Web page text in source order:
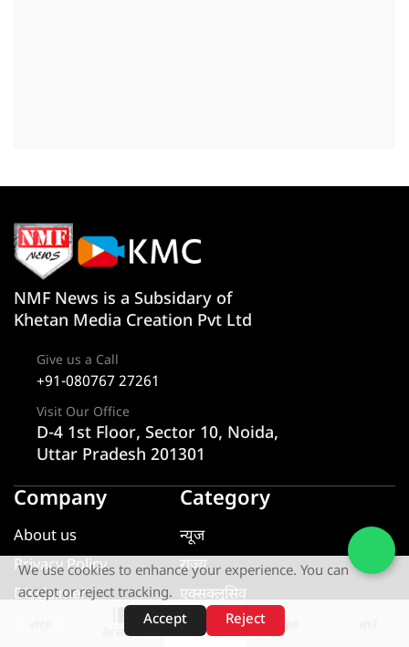
वेब स्टोरीज़
NMF News is a Subsidary of
Khetan Media Creation Pvt Ltd
Give us a Call
+91-080767 27261
Visit Our Office
D-4 1st Floor, Sector 10, Noida,
Uttar Pradesh 201301
Company
About us
Privacy Policy
Disclaimer
Category
न्यूज
राज्य
एक्सक्लूसिव
यूटीलिटी
We use cookies to enhance your experience. You can
accept or reject tracking.
Accept
Reject